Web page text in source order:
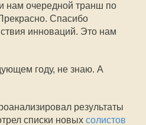
нам очередной транш по
Спасибо
инноваций. Это нам
году, не знаю. А
результаты
списки новых солистов